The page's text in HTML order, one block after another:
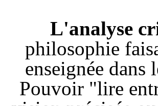
L'analyse
philosophie
enseignée dans
Pouvoir "lire